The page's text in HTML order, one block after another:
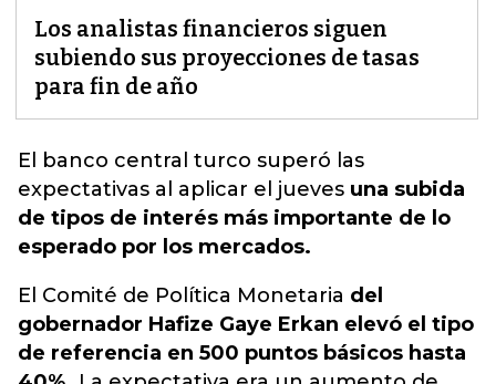
Los analistas financieros siguen
subiendo sus proyecciones de tasas
para fin de año
El banco central turco superó las
expectativas al aplicar el jueves una subida
de tipos de interés más importante de lo
esperado por los mercados.
El Comité de Política Monetaria del
gobernador Hafize Gaye Erkan elevó el tipo
de referencia en 500 puntos básicos hasta